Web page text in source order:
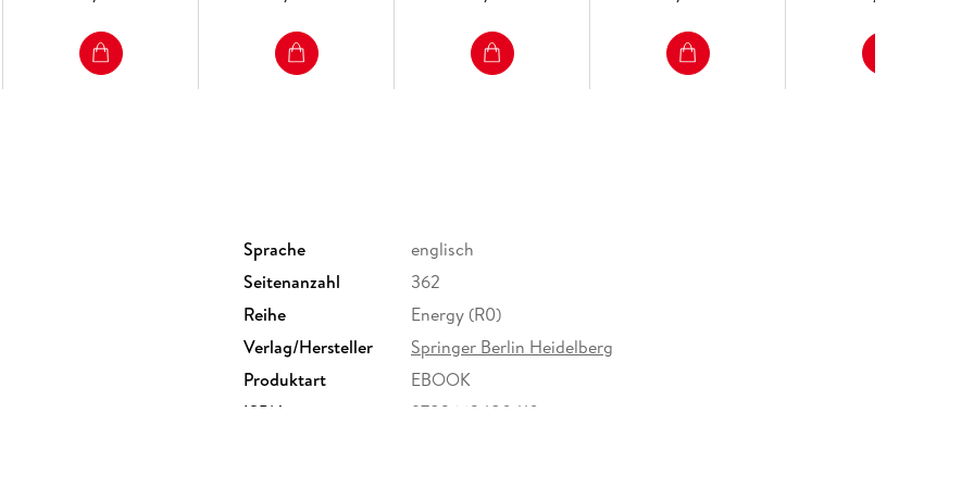
Sprache
englisch
Seitenanzahl
362
Reihe
Energy (R0)
Verlag/Hersteller
Springer Berlin Heidelberg
Produktart
EBOOK
ISBN
9783662480410